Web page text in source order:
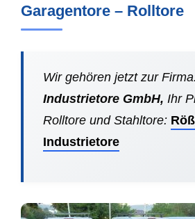
Garagentore – Rolltore
Wir gehören jetzt zur
Industrietore GmbH, Ihr
Rolltore und Stahltore:
Industrietore